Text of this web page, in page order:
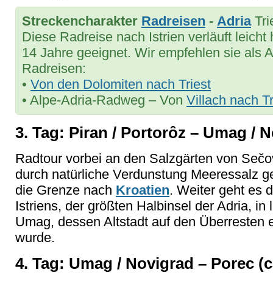
Streckencharakter Radreisen - Adria
Diese Radreise nach Istrien verläuft
14 Jahre geeignet. Wir empfehlen sie als
Radreisen:
• Von den Dolomiten nach Triest
• Alpe-Adria-Radweg – Von Villach nach
3. Tag: Piran / Portorôz – Umag /
Radtour vorbei an den Salzgärten von
durch natürliche Verdunstung Meeressalz
die Grenze nach Kroatien. Weiter geht es
Istriens, der größten Halbinsel der Adria,
Umag, dessen Altstadt auf den Überresten
wurde.
4. Tag: Umag / Novigrad – Porec